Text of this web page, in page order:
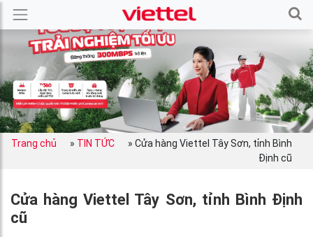
Trang chủ » TIN TỨC » Cửa hàng Viettel Tây Sơn, tỉnh Bình
Định cũ
Cửa hàng Viettel Tây Sơn, tỉnh Bình Định
cũ